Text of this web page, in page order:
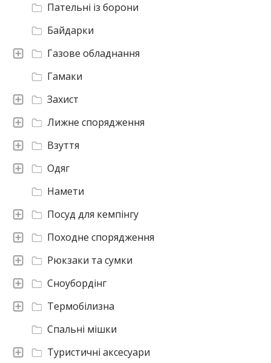
Туристичні аксесуари
Спальні мішки
Термобілизна
Сноубордінг
Рюкзаки та сумки
Походне спорядження
Посуд для кемпінгу
Намети
Одяг
Взуття
Лижне спорядження
Захист
Гамаки
Газове обладнання
Байдарки
Пательні із борони